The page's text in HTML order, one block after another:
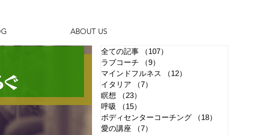
ABOUT US
全ての記事 （107）
ラブコーチ
（9）
マインドフルネス
（12）
イタリア
（7）
瞑想
（23）
呼吸
（15）
ボディセンターコーチング
（18）
愛の講座
（7）